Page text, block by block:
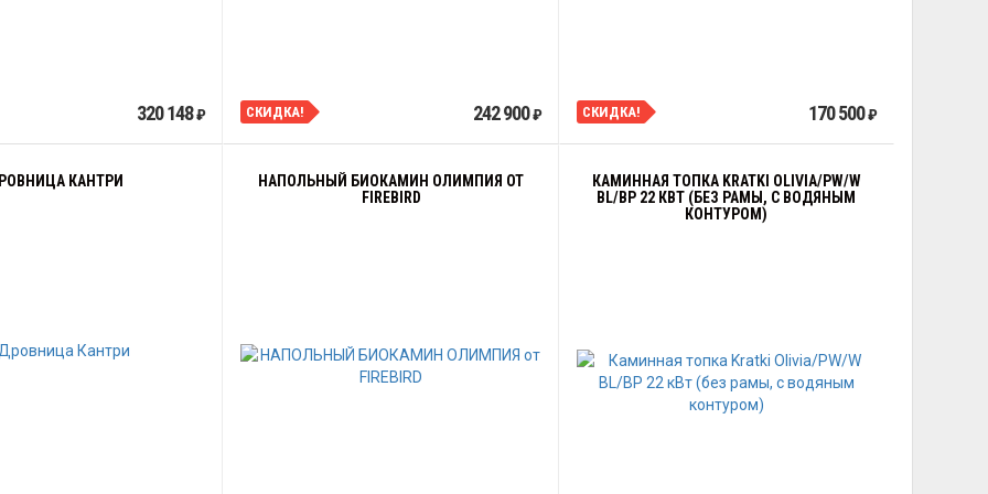
320 148₽ СКИДКА! 242 900₽ СКИДКА! 170 500₽
КАНТРИ
НАПОЛЬНЫЙ БИОКАМИН ОЛИМПИЯ ОТ
FIREBIRD
КАМИННАЯ ТОПКА KRATKI OLIVIA/PW/W
BL/BP 22 КВТ (БЕЗ РАМЫ, С ВОДЯНЫМ
КОНТУРОМ)